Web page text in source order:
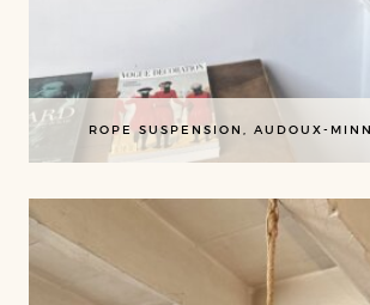
ROPE SUSPENSION, AUDOUX-